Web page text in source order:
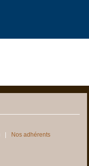
Nos adhérents